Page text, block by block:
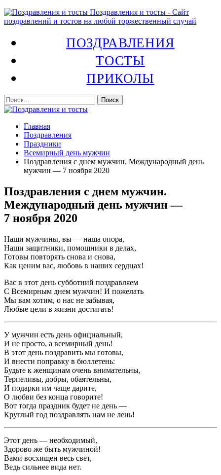
Поздравления и тосты - Сайт
поздравлений и тостов на любой торжественный случай
ПОЗДРАВЛЕНИЯ
ТОСТЫ
ПРИКОЛЫ
Главная
Поздравления
Праздники
Всемирный день мужчин
Поздравления с днем мужчин. Международный день
мужчин — 7 ноября 2020
Поздравления с днем мужчин.
Международный день мужчин —
7 ноября 2020
Наши мужчины, вы — наша опора,
Наши защитники, помощники в делах,
Готовы повторять снова и снова,
Как ценим вас, любовь в наших сердцах!
Вас в этот день субботний поздравляем
С Всемирным днем мужчин! И пожелать
Мы вам хотим, о нас не забывая,
Любые цели в жизни достигать!
У мужчин есть день официальный,
И не просто, а всемирный день!
В этот день поздравить мы готовы,
И внести поправку в бюллетень:
Будьте к женщинам очень внимательны,
Терпеливы, добры, обаятельны,
И подарки им чаще дарите,
О любви без конца говорите!
Вот тогда праздник будет не день —
Круглый год поздравлять нам не лень!
Этот день — необходимый,
Здорово же быть мужчиной!
Вами восхищен весь свет,
Ведь сильнее вида нет.